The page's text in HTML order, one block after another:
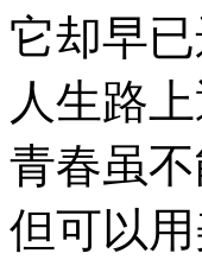
它却早已
人生路
青春虽不
但可以用